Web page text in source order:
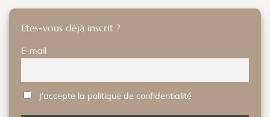
Etes-vous déjà inscrit ?
E-mail
J'accepte la politique de confidentialité